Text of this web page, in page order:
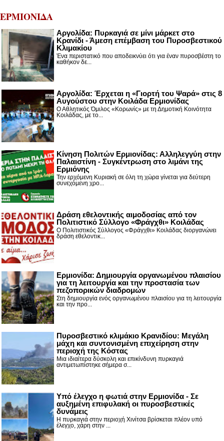
ΕΡΜΙΟΝΙΔΑ
Αργολίδα: Πυρκαγιά σε μίνι μάρκετ στο
Κρανίδι - Άμεση επέμβαση του Πυροσβεστικού
Κλιμακίου
Ένα περιστατικό που αποδεικνύει ότι για έναν πυροσβέστη το
καθήκον δε...
Αργολίδα: Έρχεται η «Γιορτή του Ψαρά» στις 8
Αυγούστου στην Κοιλάδα Ερμιονίδας
Ο Αθλητικός Όμιλος «Κορωνίς» με τη Δημοτική Κοινότητα
Κοιλάδας, με το...
Κίνηση Πολιτών Ερμιονίδας: Αλληλεγγύη στην
Παλαιστίνη - Συγκέντρωση στο λιμάνι της
Ερμιόνης
Την ερχόμενη Κυριακή σε όλη τη χώρα γίνεται για δεύτερη
συνεχόμενη χρο...
Δράση εθελοντικής αιμοδοσίας από τον
Πολιτιστικό Σύλλογο «Φράγχθι» Κοιλάδας
Ο Πολιτιστικός Σύλλογος «Φράγχθι» Κοιλάδας διοργανώνει
δράση εθελοντικ...
Ερμιονίδα: Δημιουργία οργανωμένου πλαισίου
για τη λειτουργία και την προστασία των
πεζοπορικών διαδρομών
Στη δημιουργία ενός οργανωμένου πλαισίου για τη λειτουργία
και την προ...
Πυροσβεστικό κλιμάκιο Κρανιδίου: Μεγάλη
μάχη και συντονισμένη επιχείρηση στην
περιοχή της Κόστας
Μια ιδιαίτερα δύσκολη και επικίνδυνη πυρκαγιά
αντιμετωπίστηκε σήμερα σ...
Υπό έλεγχο η φωτιά στην Ερμιονίδα - Σε
αυξημένη επιφυλακή οι πυροσβεστικές
δυνάμεις
Η πυρκαγιά στην περιοχή Χινίτσα βρίσκεται πλέον υπό
έλεγχο, χάρη στην ...